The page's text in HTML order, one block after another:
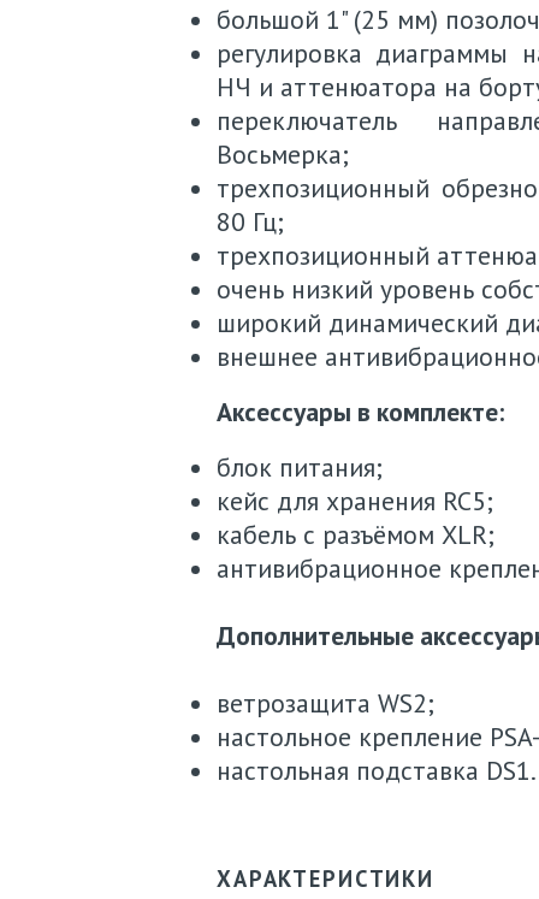
большой 1" (25 мм)
регулировка диаграммы
НЧ и аттенюатора на
переключатель
Восьмерка;
трехпозиционный
80 Гц;
трехпозиционный
очень низкий уровень
широкий динамический
внешнее
Аксессуары в комплекте:
блок питания;
кейс для хранения RC5;
кабель с разъёмом XLR;
антивибрационное
Дополнительные
ветрозащита WS2;
настольное крепление
настольная подставка DS1.
ХАРАКТЕРИСТИКИ